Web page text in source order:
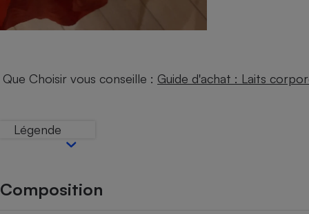
Que Choisir vous conseille : Guide d'achat : Laits
Légende
Composition
Complément
alimentaire